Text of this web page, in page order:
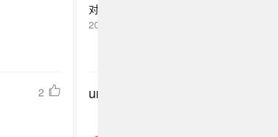
2
对标谁就像谁
2023-12-27
undefined